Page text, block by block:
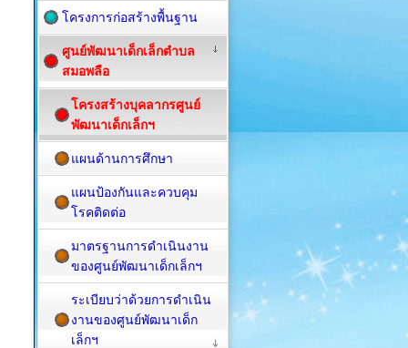
โครงการก่อสร้างพื้นฐาน
ศูนย์พัฒนาเด็กเล็กตำบล
สมอพลือ
โครงสร้างบุคลากรศูนย์
พัฒนาเด็กเล็กฯ
แผนด้านการศึกษา
แผนป้องกันและควบคุม
โรคติดต่อ
มาตรฐานการดำเนินงาน
ของศูนย์พัฒนาเด็กเล็กฯ
ระเบียบว่าด้วยการดำเนิน
งานของศูนย์พัฒนาเด็ก
เล็กฯ